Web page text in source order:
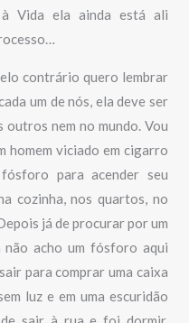
à Vida ela ainda está ali
contrário quero lembrar
um de nós, ela deve ser
outros nem no mundo. Vou
homem viciado em cigarro
para acender seu
cozinha, nos quartos, no
já de procurar por um
não acho um fósforo aqui
para comprar uma caixa
luz e em uma escuridão